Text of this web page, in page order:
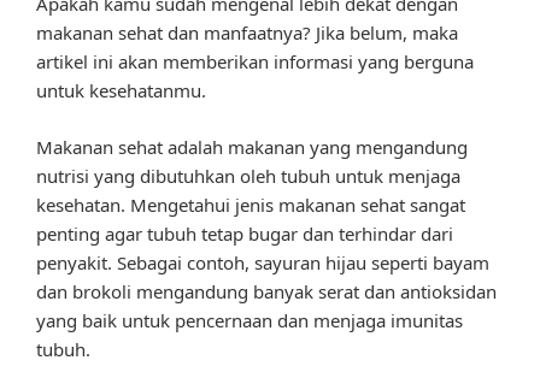
makanan sehat dan manfaatnya? Jika belum, maka
artikel ini akan memberikan informasi yang berguna
untuk kesehatanmu.
Makanan sehat adalah makanan yang mengandung
nutrisi yang dibutuhkan oleh tubuh untuk menjaga
kesehatan. Mengetahui jenis makanan sehat sangat
penting agar tubuh tetap bugar dan terhindar dari
penyakit. Sebagai contoh, sayuran hijau seperti bayam
dan brokoli mengandung banyak serat dan antioksidan
yang baik untuk pencernaan dan menjaga imunitas
tubuh.